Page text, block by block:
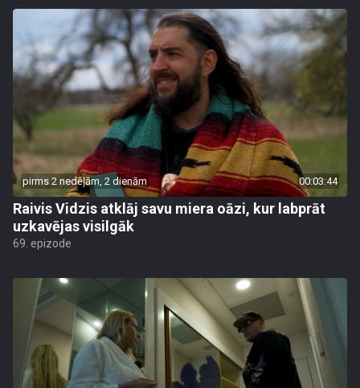
pirms 2 nedēļām, 2 dienām 00:03:44
Raivis Vidzis atklāj savu miera oāzi, kur labprāt
uzkavējas visilgāk
69. epizode